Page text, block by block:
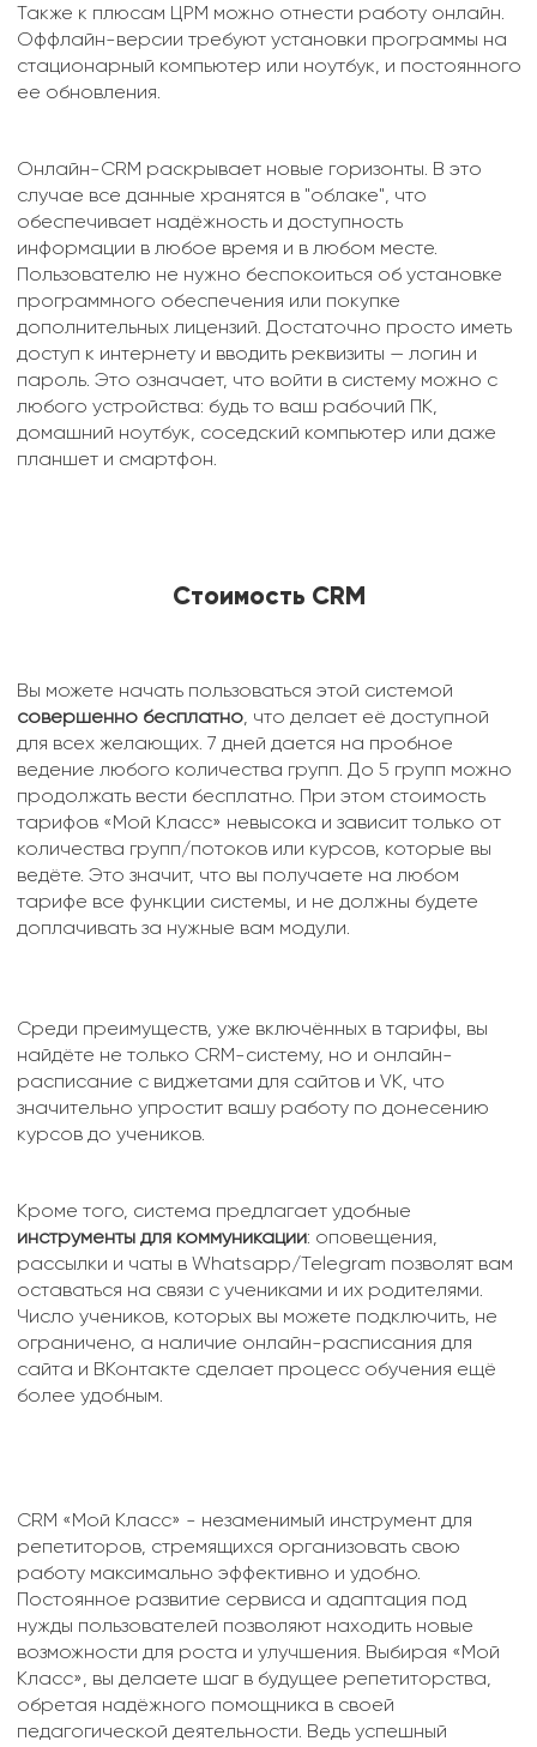
Также к плюсам ЦРМ можно отнести работу онлайн.
Оффлайн-версии требуют установки программы на
стационарный компьютер или ноутбук, и постоянного
ее обновления.
Онлайн-CRM раскрывает новые горизонты. В это
случае все данные хранятся в "облаке", что
обеспечивает надёжность и доступность
информации в любое время и в любом месте.
Пользователю не нужно беспокоиться об установке
программного обеспечения или покупке
дополнительных лицензий. Достаточно просто иметь
доступ к интернету и вводить реквизиты — логин и
пароль. Это означает, что войти в систему можно с
любого устройства: будь то ваш рабочий ПК,
домашний ноутбук, соседский компьютер или даже
планшет и смартфон.
Стоимость CRM
Вы можете начать пользоваться этой системой
совершенно бесплатно, что делает её доступной
для всех желающих. 7 дней дается на пробное
ведение любого количества групп. До 5 групп можно
продолжать вести бесплатно. При этом стоимость
тарифов «Мой Класс» невысока и зависит только от
количества групп/потоков или курсов, которые вы
ведёте. Это значит, что вы получаете на любом
тарифе все функции системы, и не должны будете
доплачивать за нужные вам модули.
Среди преимуществ, уже включённых в тарифы, вы
найдёте не только CRM-систему, но и онлайн-
расписание с виджетами для сайтов и VK, что
значительно упростит вашу работу по донесению
курсов до учеников.
Кроме того, система предлагает удобные
инструменты для коммуникации: оповещения,
рассылки и чаты в Whatsapp/Telegram позволят вам
оставаться на связи с учениками и их родителями.
Число учеников, которых вы можете подключить, не
ограничено, а наличие онлайн-расписания для
сайта и ВКонтакте сделает процесс обучения ещё
более удобным.
CRM «Мой Класс» - незаменимый инструмент для
репетиторов, стремящихся организовать свою
работу максимально эффективно и удобно.
Постоянное развитие сервиса и адаптация под
нужды пользователей позволяют находить новые
возможности для роста и улучшения. Выбирая «Мой
Класс», вы делаете шаг в будущее репетиторства,
обретая надёжного помощника в своей
педагогической деятельности. Ведь успешный